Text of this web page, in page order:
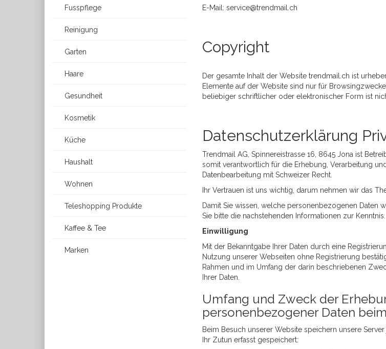
Fusspflege
Reinigung
Garten
Haare
Gesundheit
Kosmetik
Küche
Haushalt
Wohnen
Teleshopping Produkte
Kaffee & Tee
Marken
E-Mail: service@trendmail.ch
Copyright
Der gesamte Inhalt der Website trendmail.ch ist
Elemente auf der Website sind nur für
beliebiger schriftlicher oder elektronischer Form ist
Datenschutzerklärung
Trendmail AG, Spinnereistrasse 16, 8645 Jona ist
somit verantwortlich für die Erhebung, Verarbeitung
Datenbearbeitung mit Schweizer Recht.
Ihr Vertrauen ist uns wichtig, darum nehmen wir das
Damit Sie wissen, welche personenbezogenen Daten
Sie bitte die nachstehenden Informationen zur Kenntnis.
Einwilligung
Mit der Bekanntgabe Ihrer Daten durch eine
Nutzung unserer Webseiten ohne Registrierung
Rahmen und im Umfang der darin beschriebenen
Ihrer Daten.
Umfang und Zweck der
personenbezogener Daten
Beim Besuch unserer Website speichern unsere
Ihr Zutun erfasst gespeichert: